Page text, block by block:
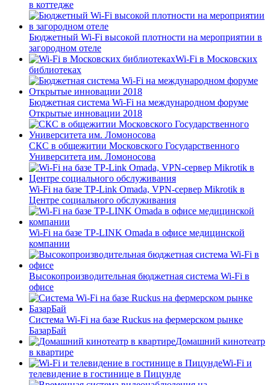
в коттедже
Бюджетный Wi-Fi высокой плотности на мероприятии в
загородном отеле
Wi-Fi в Московских
библиотеках
Бюджетная система Wi-Fi на международном форуме
Открытые инновации 2018
СКС в общежитии Московского Государственного
Университета им. Ломоносова
Wi-Fi на базе TP-Link Omada, VPN-сервер Mikrotik в
Центре социального обслуживания
Wi-Fi на базе TP-LINK Omada в офисе медицинской
компании
Высокопроизводительная бюджетная система Wi-Fi в
офисе
Система Wi-Fi на базе Ruckus на фермерском рынке
БазарБай
Домашний кинотеатр
в квартире
Wi-Fi и
телевидение в гостинице в Пицунде